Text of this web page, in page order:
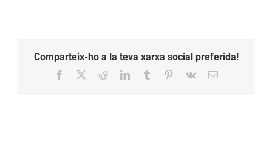
Comparteix-ho a la teva xarxa social preferida!
Facebook RedditLinkedInTumblr Pinterest
Vk Email: